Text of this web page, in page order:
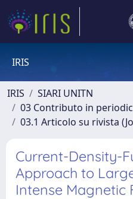
IRIS
IRIS
SIARI UNITN
03 Contributo in
03.1 Articolo su rivista
Current-Density-
Approach to
Intense Magnetic